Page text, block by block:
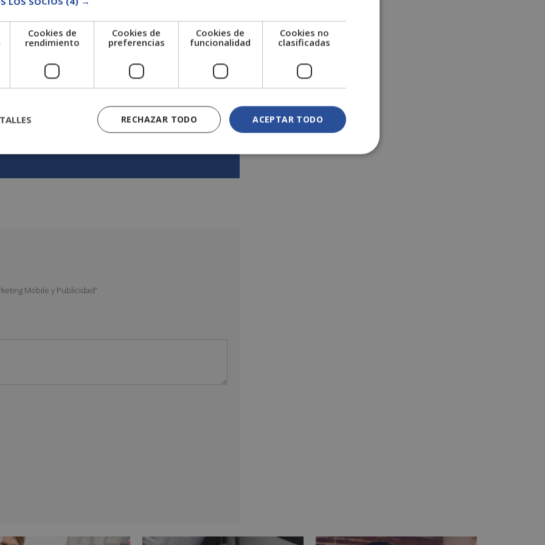
aprenderá a adaptar la analítica web tradicional
envío de emails, uso de aplicaciones o tipo de sistema
estos datos, el alumno podrá crear campañas de
de marketing online u offline. Además, el temario
y en las características que debe tener un sitio
del teléfono móvil. Siguiendo esta línea, el alumno
un e-commerce móvil.
Mobile y Publicidad”
Cookies de
rendimiento
Cookies de
preferencias
Cookies de
funcionalidad
Cookies no
clasificadas
ACEPTAR TODO
RECHAZAR TODO